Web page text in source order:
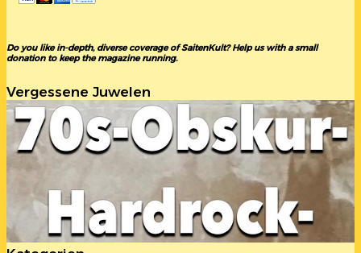
Do you like in-depth, diverse coverage of SaitenKult? Help us with a small
donation to keep the magazine running.
Vergessene Juwelen